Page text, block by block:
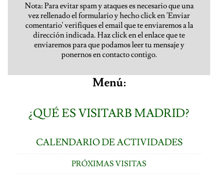
Nota: Para evitar spam y ataques es necesario que una
vez rellenado el formulario y hecho click en 'Enviar
comentario' verifiques el email que te enviaremos a la
dirección indicada. Haz click en el enlace que te
enviaremos para que podamos leer tu mensaje y
ponernos en contacto contigo.
Menú:
¿QUÉ ES VISITARB MADRID?
CALENDARIO DE ACTIVIDADES
PRÓXIMAS VISITAS